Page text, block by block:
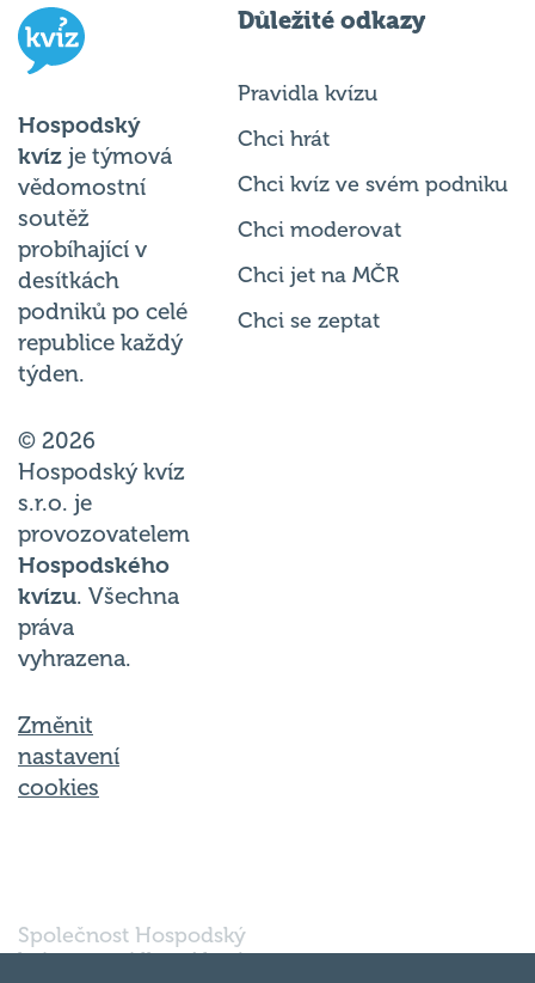
Hospodský
kvíz je týmová
vědomostní
soutěž
probíhající v
desítkách
podniků po celé
republice každý
týden.
© 2026
Hospodský kvíz
s.r.o. je
provozovatelem
Hospodského
kvízu. Všechna
práva
vyhrazena.
Změnit
nastavení
cookies
Důležité odkazy
Pravidla kvízu
Chci hrát
Chci kvíz ve svém podniku
Chci moderovat
Chci jet na MČR
Chci se zeptat
Společnost Hospodský
kvíz s.r.o., sídlem Nové